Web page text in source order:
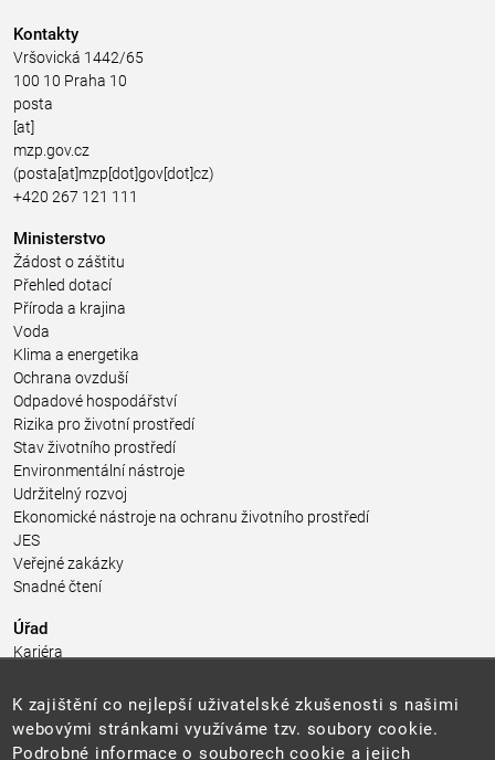
Kontakty
Vršovická 1442/65
100 10 Praha 10
posta
[at]
mzp.gov.cz
(posta[at]mzp[dot]gov[dot]cz)
+420 267 121 111
Ministerstvo
Žádost o záštitu
Přehled dotací
Příroda a krajina
Voda
Klima a energetika
Ochrana ovzduší
Odpadové hospodářství
Rizika pro životní prostředí
Stav životního prostředí
Environmentální nástroje
Udržitelný rozvoj
Ekonomické nástroje na ochranu životního prostředí
JES
Veřejné zakázky
Snadné čtení
Úřad
Kariéra
Pro média a veřejnost
Povinně zveřejňované informace
Kontakty
K zajištění co nejlepší uživatelské zkušenosti s našimi
webovými stránkami využíváme tzv. soubory cookie.
Podrobné informace o souborech cookie a jejich